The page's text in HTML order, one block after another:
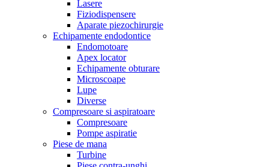
Lasere
Fiziodispensere
Aparate piezochirurgie
Echipamente endodontice
Endomotoare
Apex locator
Echipamente obturare
Microscoape
Lupe
Diverse
Compresoare si aspiratoare
Compresoare
Pompe aspiratie
Piese de mana
Turbine